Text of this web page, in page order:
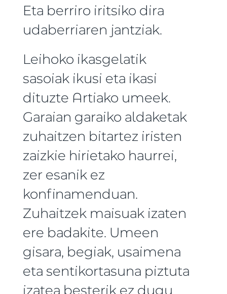
Eta berriro iritsiko dira
udaberriaren jantziak.
Leihoko ikasgelatik
sasoiak ikusi eta ikasi
dituzte Artiako umeek.
Garaian garaiko aldaketak
zuhaitzen bitartez iristen
zaizkie hirietako haurrei,
zer esanik ez
konfinamenduan.
Zuhaitzek maisuak izaten
ere badakite. Umeen
gisara, begiak, usaimena
eta sentikortasuna piztuta
izatea besterik ez dugu